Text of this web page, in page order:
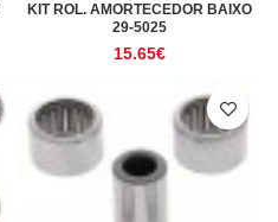
KIT ROL. AMORTECEDOR BAIXO
29-5025
15.65€